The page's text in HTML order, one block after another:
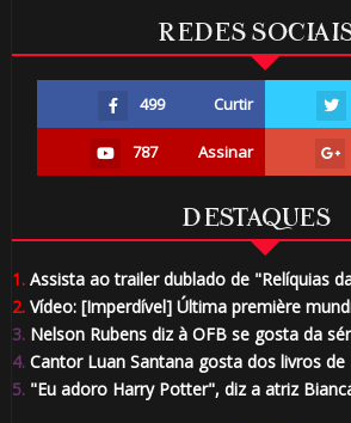
REDES
499 Curtir
787 Assinar
DESTAQUES
1.Assista ao trailer dublado de "Relíquias
2.Vídeo: [Imperdível] Última première
3.Nelson Rubens diz à OFB se gosta da
4.Cantor Luan Santana gosta dos livros
5."Eu adoro Harry Potter", diz a atriz
1️⃣ 8️⃣